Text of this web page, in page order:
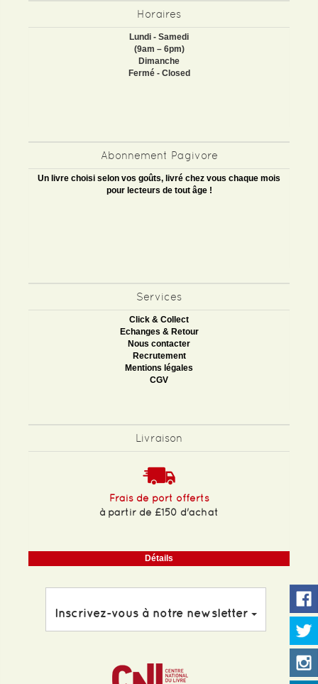
Horaires
Lundi - Samedi
(9am – 6pm)
Dimanche
Fermé - Closed
Abonnement Pagivore
Un livre choisi selon vos goûts, livré chez vous chaque mois
pour lecteurs de tout âge !
Services
Click & Collect
Echanges & Retour
Nous contacter
Recrutement
Mentions légales
CGV
Livraison
Frais de port offerts
à partir de £150 d'achat
Détails
Inscrivez-vous à notre newsletter